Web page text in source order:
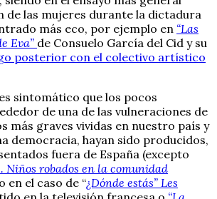
de las mujeres durante la dictadura
más eco, por ejemplo en “Las
Eva” de Consuelo García del Cid y su
posterior con el colectivo artístico
sintomático que los pocos
de una de las vulneraciones de
más graves vividas en nuestro país y
democracia, hayan sido producidos,
fuera de España (excepto
Niños robados en la comunidad
en el caso de “¿Dónde estás” Les